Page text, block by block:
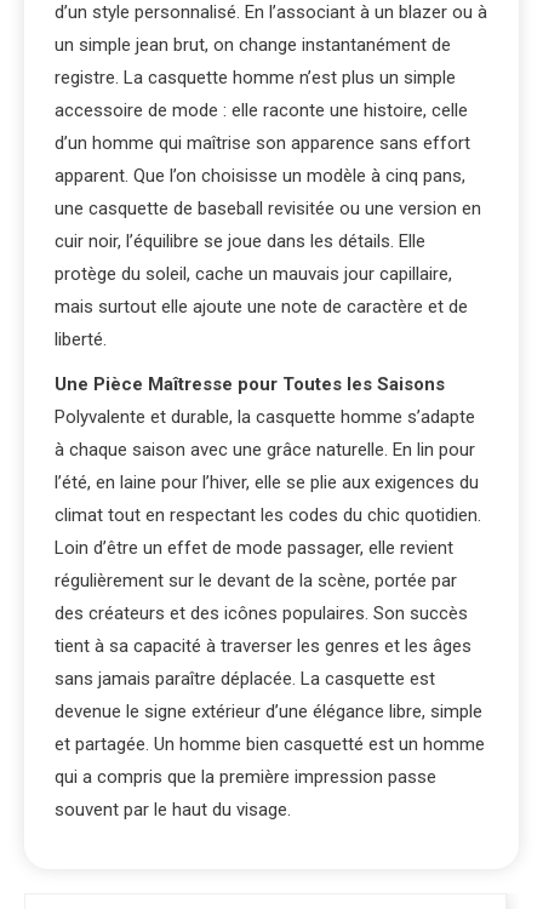
d’un style personnalisé. En l’associant à un blazer ou à
un simple jean brut, on change instantanément de
registre. La casquette homme n’est plus un simple
accessoire de mode : elle raconte une histoire, celle
d’un homme qui maîtrise son apparence sans effort
apparent. Que l’on choisisse un modèle à cinq pans,
une casquette de baseball revisitée ou une version en
cuir noir, l’équilibre se joue dans les détails. Elle
protège du soleil, cache un mauvais jour capillaire,
mais surtout elle ajoute une note de caractère et de
liberté.
Une Pièce Maîtresse pour Toutes les Saisons
Polyvalente et durable, la casquette homme s’adapte
à chaque saison avec une grâce naturelle. En lin pour
l’été, en laine pour l’hiver, elle se plie aux exigences du
climat tout en respectant les codes du chic quotidien.
Loin d’être un effet de mode passager, elle revient
régulièrement sur le devant de la scène, portée par
des créateurs et des icônes populaires. Son succès
tient à sa capacité à traverser les genres et les âges
sans jamais paraître déplacée. La casquette est
devenue le signe extérieur d’une élégance libre, simple
et partagée. Un homme bien casquetté est un homme
qui a compris que la première impression passe
souvent par le haut du visage.